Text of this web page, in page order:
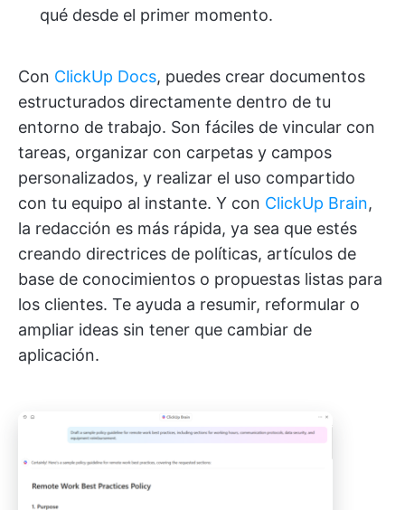
qué desde el primer momento.
Con ClickUp Docs, puedes crear documentos
estructurados directamente dentro de tu
entorno de trabajo. Son fáciles de vincular con
tareas, organizar con carpetas y campos
personalizados, y realizar el uso compartido
con tu equipo al instante. Y con ClickUp Brain,
la redacción es más rápida, ya sea que estés
creando directrices de políticas, artículos de
base de conocimientos o propuestas listas para
los clientes. Te ayuda a resumir, reformular o
ampliar ideas sin tener que cambiar de
aplicación.